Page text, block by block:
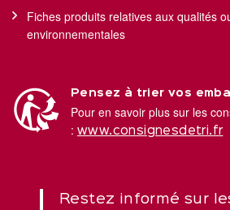
Fiches produits relatives aux qualités
environnementales
Pensez à trier vos
Pour en savoir plus sur les
: www.consignesdetri.fr
Restez informé sur